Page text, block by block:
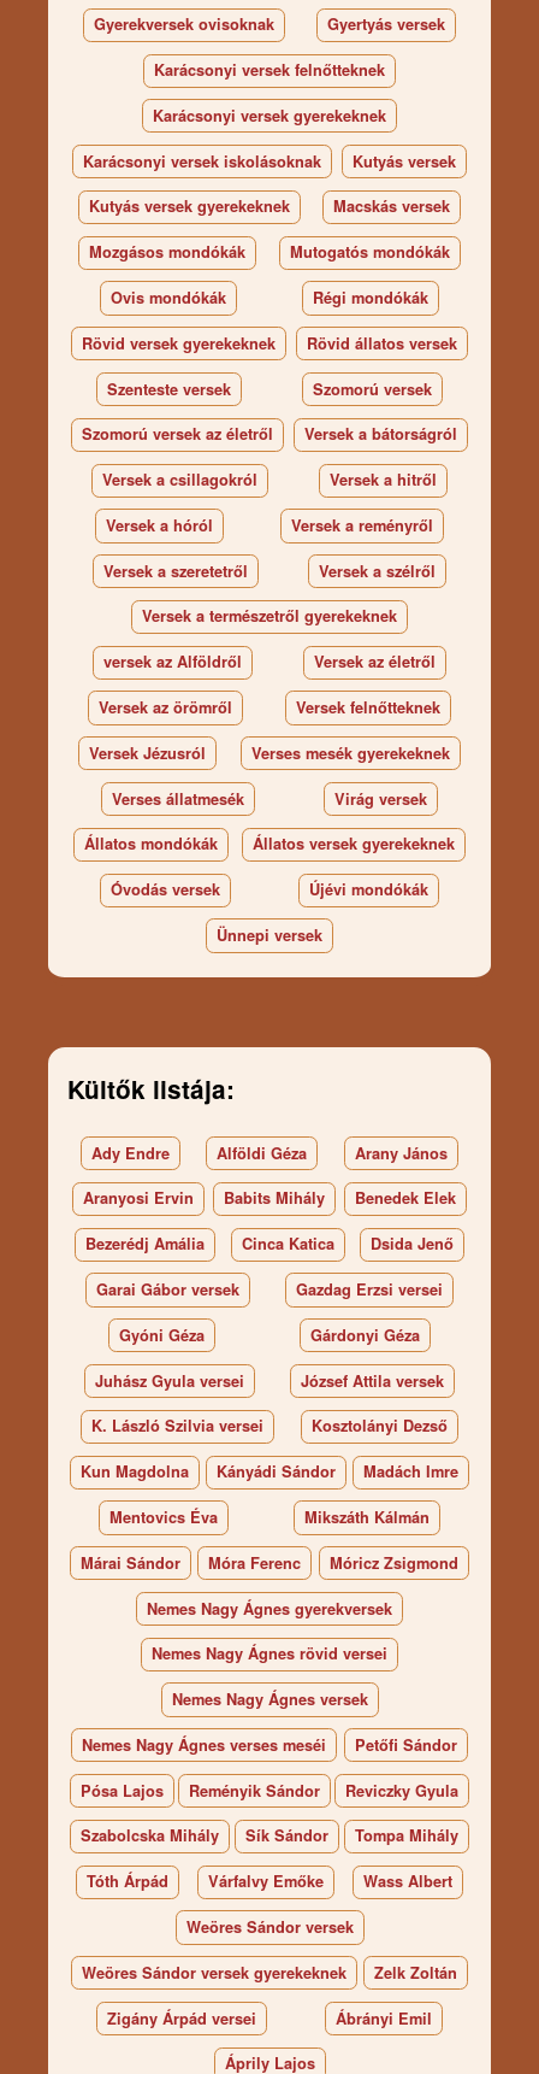
Gyerekversek ovisoknak Gyertyás versek
Karácsonyi versek felnőtteknek
Karácsonyi versek gyerekeknek
Karácsonyi versek iskolásoknak Kutyás versek
Kutyás versek gyerekeknek Macskás versek
Mozgásos mondókák Mutogatós mondókák
Ovis mondókák Régi mondókák
Rövid versek gyerekeknek Rövid állatos versek
Szenteste versek Szomorú versek
Szomorú versek az életről Versek a bátorságról
Versek a csillagokról Versek a hitről
Versek a hóról Versek a reményről
Versek a szeretetről Versek a szélről
Versek a természetről gyerekeknek
versek az Alföldről Versek az életről
Versek az örömről Versek felnőtteknek
Versek Jézusról Verses mesék gyerekeknek
Verses állatmesék Virág versek
Állatos mondókák Állatos versek gyerekeknek
Óvodás versek Újévi mondókák
Ünnepi versek
Kültők listája:
Ady Endre Alföldi Géza Arany János
Aranyosi Ervin Babits Mihály Benedek Elek
Bezerédj Amália Cinca Katica Dsida Jenő
Garai Gábor versek Gazdag Erzsi versei
Gyóni Géza Gárdonyi Géza
Juhász Gyula versei József Attila versek
K. László Szilvia versei Kosztolányi Dezső
Kun Magdolna Kányádi Sándor Madách Imre
Mentovics Éva Mikszáth Kálmán
Márai Sándor Móra Ferenc Móricz Zsigmond
Nemes Nagy Ágnes gyerekversek
Nemes Nagy Ágnes rövid versei
Nemes Nagy Ágnes versek
Nemes Nagy Ágnes verses meséi Petőfi Sándor
Pósa Lajos Reményik Sándor Reviczky Gyula
Szabolcska Mihály Sík Sándor Tompa Mihály
Tóth Árpád Várfalvy Emőke Wass Albert
Weöres Sándor versek
Weöres Sándor versek gyerekeknek Zelk Zoltán
Zigány Árpád versei Ábrányi Emil
Áprily Lajos